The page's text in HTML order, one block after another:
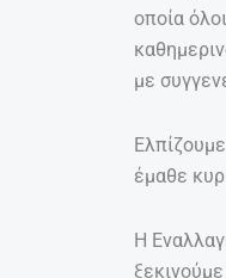
οποία
με
έμαθε
Η